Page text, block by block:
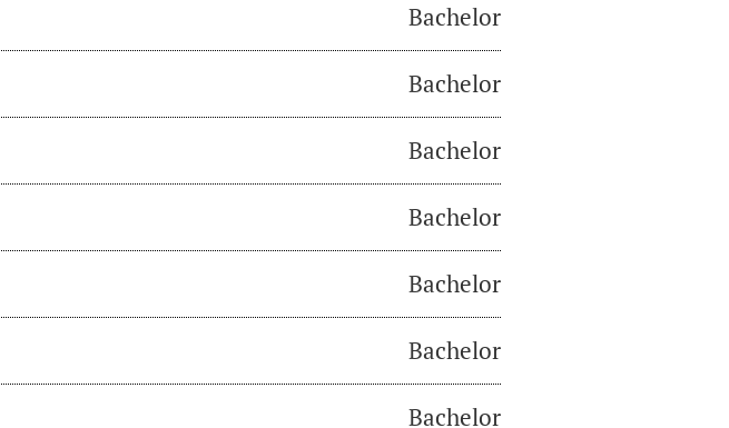
Bachelor
Bachelor
Bachelor
Bachelor
Bachelor
Bachelor
Bachelor